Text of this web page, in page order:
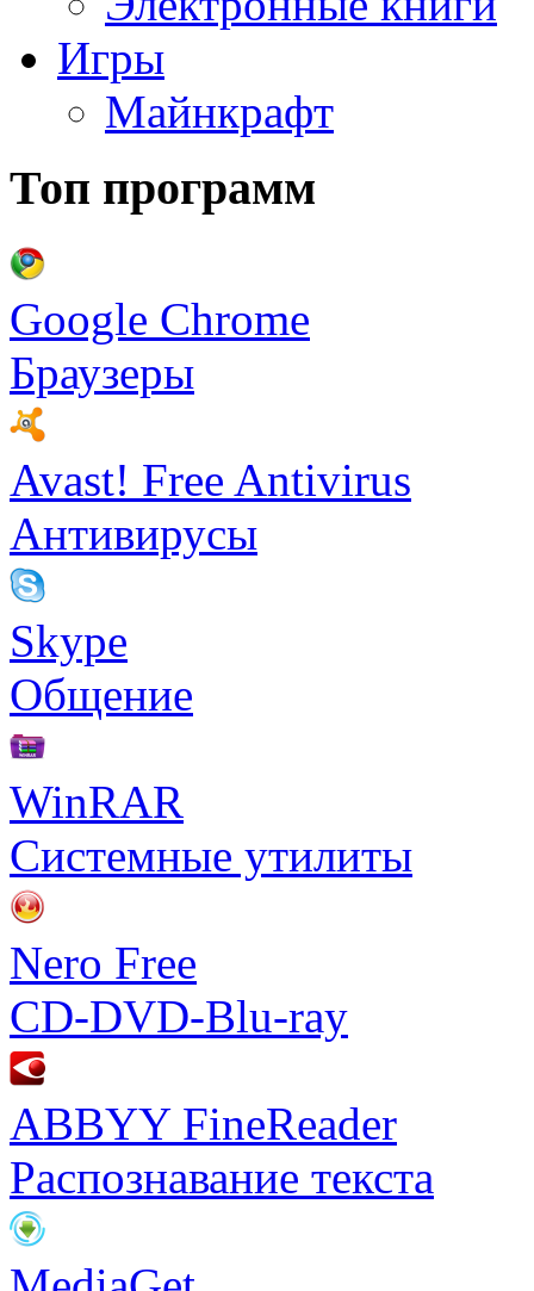
Игры
Майнкрафт
Топ программ
Google Chrome
Браузеры
Avast! Free Antivirus
Антивирусы
Skype
Общение
WinRAR
Системные утилиты
Nero Free
CD-DVD-Blu-ray
ABBYY FineReader
Распознавание текста